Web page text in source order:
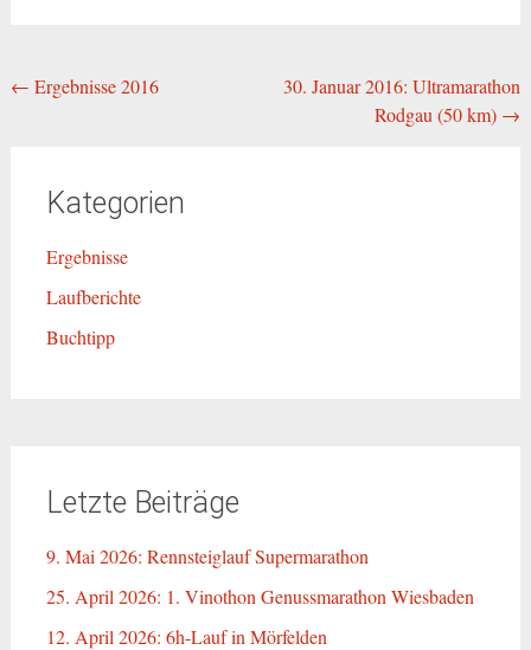
Beitragsnavigation
← Ergebnisse 2016
30. Januar 2016: Ultramarathon
Rodgau (50 km) →
Kategorien
Ergebnisse
Laufberichte
Buchtipp
Letzte Beiträge
9. Mai 2026: Rennsteiglauf Supermarathon
25. April 2026: 1. Vinothon Genussmarathon Wiesbaden
12. April 2026: 6h-Lauf in Mörfelden